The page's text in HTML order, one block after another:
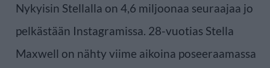
Nykyisin Stellalla on 4,6 miljoonaa seuraajaa jo
pelkästään Instagramissa. 28-vuotias Stella
Maxwell on nähty viime aikoina poseeraamassa